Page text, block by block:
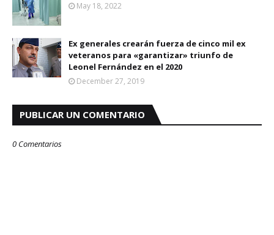
May 18, 2022
Ex generales crearán fuerza de cinco mil ex
veteranos para «garantizar» triunfo de
Leonel Fernández en el 2020
December 27, 2019
PUBLICAR UN COMENTARIO
0 Comentarios